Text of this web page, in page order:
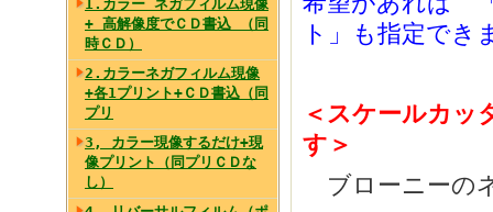
1.カラー ネガフィルム現像
+ 高解像度でＣＤ書込 （同
時ＣＤ）
2.カラーネガフィルム現像
+各1プリント+ＣＤ書込（同
プリ
3, カラー現像するだけ+現
像プリント（同プリＣＤな
し）
ト」も指定でき
＜スケールカッ
す＞
ブローニーの